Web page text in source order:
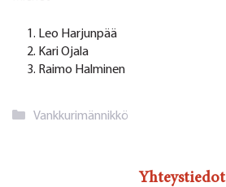
Leo Harjunpää
Kari Ojala
Raimo Halminen
Kategoriat
Vankkurimännikkö
Yhteystiedot